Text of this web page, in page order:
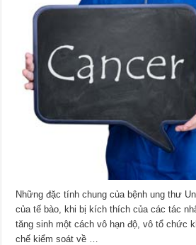
Những đặc tính chung của bệnh ung thư
của tế bào, khi bị kích thích của các tác
tăng sinh một cách vô hạn độ, vô tổ chức
chế kiểm soát về …